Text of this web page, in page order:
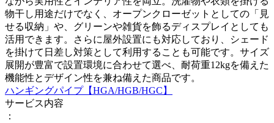
物干し用途だけでなく、オープンクローゼットとしての「見
せる収納」や、グリーンや雑貨を飾るディスプレイとしても
活用できます。さらに屋外設置にも対応しており、シェード
を掛けて日差し対策として利用することも可能です。サイズ
展開が豊富で設置環境に合わせて選べ、耐荷重12kgを備えた
機能性とデザイン性を兼ね備えた商品です。
ハンギングパイプ【HGA/HGB/HGC】
サービス内容
：